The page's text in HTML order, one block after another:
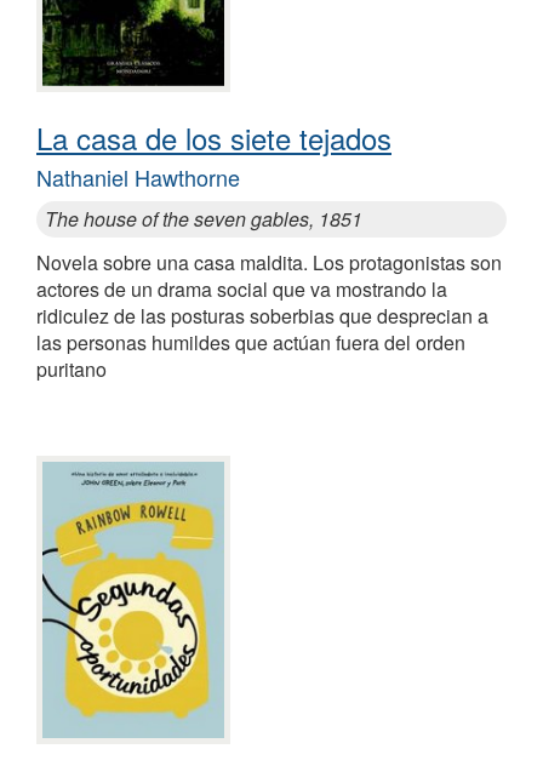
La casa de los siete tejados
Nathaniel Hawthorne
The house of the seven gables, 1851
Novela sobre una casa maldita. Los protagonistas son
actores de un drama social que va mostrando la
ridiculez de las posturas soberbias que desprecian a
las personas humildes que actúan fuera del orden
puritano